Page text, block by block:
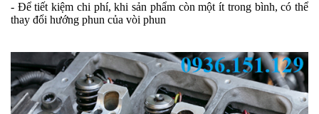
- Để tiết kiệm chi phí, khi sản phẩm còn một ít trong bình, có thể
thay đổi hướng phun của vòi phun